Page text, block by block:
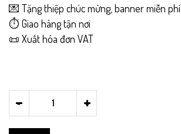
💌 Tặng thiệp chúc mừng, banner miễn phí
⏱️ Giao hàng tận nơi
📜 Xuất hóa đơn VAT
- +